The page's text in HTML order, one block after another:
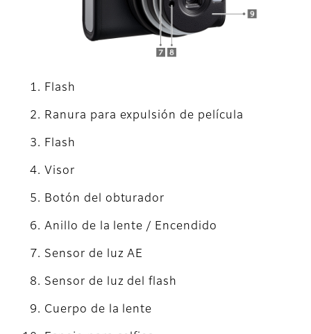
Flash
Ranura para expulsión de película
Flash
Visor
Botón del obturador
Anillo de la lente / Encendido
Sensor de luz AE
Sensor de luz del flash
Cuerpo de la lente